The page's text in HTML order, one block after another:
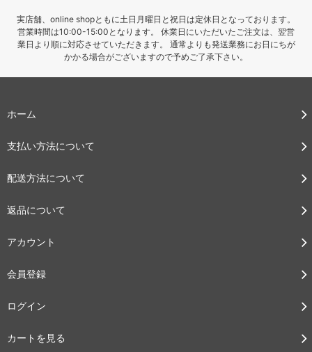
実店舗、online shopともに土日月曜日と祝日は定休日となっております。
営業時間は10:00-15:00となります。 休業日にいただいたご注文は、翌営
業日より順に対応させていただきます。 通常よりも発送業務にお日にちが
かかる場合がございますので予めご了承下さい。
ホーム
支払い方法について
配送方法について
返品について
アカウント
会員登録
ログイン
カートを見る